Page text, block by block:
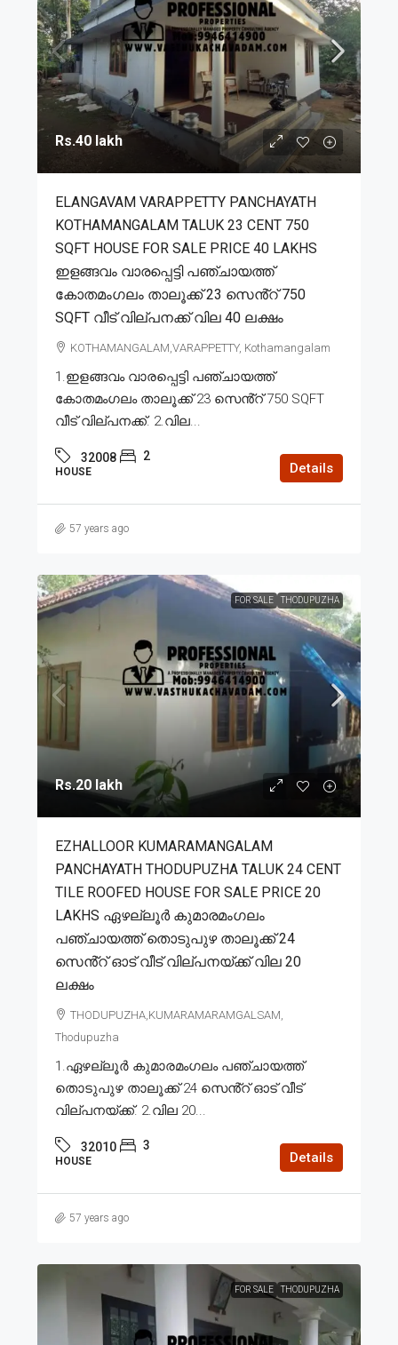
Rs.40 lakh
ELANGAVAM VARAPPETTY PANCHAYATH
KOTHAMANGALAM TALUK 23 CENT 750
SQFT HOUSE FOR SALE PRICE 40 LAKHS
ഇളങ്ങവം വാരപ്പെട്ടി പഞ്ചായത്ത്
കോതമംഗലം താലൂക്ക് 23 സെൻ്റ് 750
SQFT വീട് വില്പനക്ക് വില 40 ലക്ഷം
KOTHAMANGALAM,VARAPPETTY, Kothamangalam
1.ഇളങ്ങവം വാരപ്പെട്ടി പഞ്ചായത്ത്
കോതമംഗലം താലൂക്ക് 23 സെൻ്റ് 750 SQFT
വീട് വില്പനക്ക്. 2.വില...
32008 2
HOUSE Details
57 years ago
FOR SALE THODUPUZHA
Rs.20 lakh
EZHALLOOR KUMARAMANGALAM
PANCHAYATH THODUPUZHA TALUK 24 CENT
TILE ROOFED HOUSE FOR SALE PRICE 20
LAKHS ഏഴല്ലൂർ കുമാരമംഗലം
പഞ്ചായത്ത് തൊടുപുഴ താലൂക്ക് 24
സെൻ്റ് ഓട് വീട് വില്പനയ്ക്ക് വില 20
ലക്ഷം
THODUPUZHA,KUMARAMARAMGALSAM,
Thodupuzha
1.ഏഴല്ലൂർ കുമാരമംഗലം പഞ്ചായത്ത്
തൊടുപുഴ താലൂക്ക് 24 സെൻ്റ് ഓട് വീട്
വില്പനയ്ക്ക്. 2.വില 20...
32010 3
HOUSE Details
57 years ago
FOR SALE THODUPUZHA